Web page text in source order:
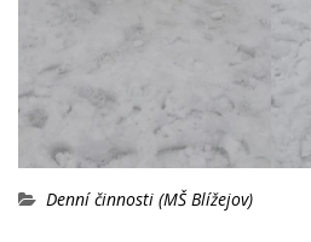
Denní činnosti (MŠ Blížejov)